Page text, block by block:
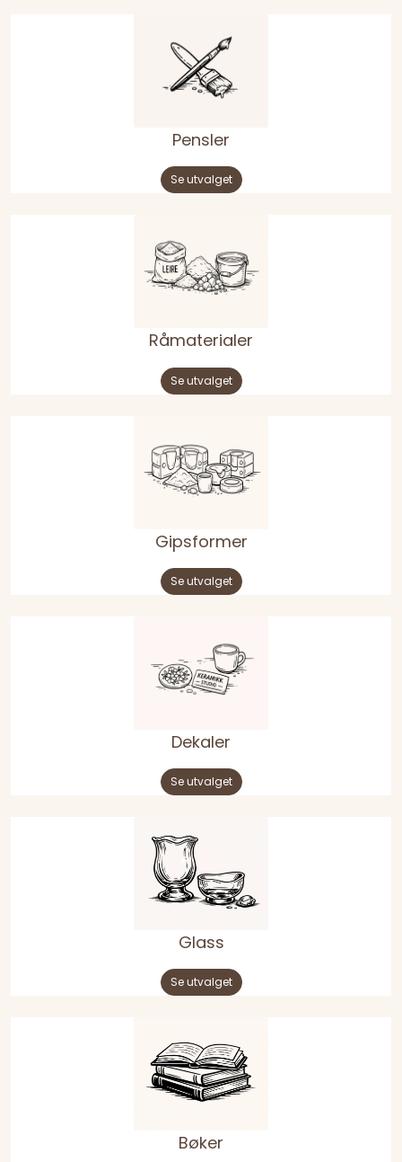
Råmaterialer
Se utvalget
Glass
Se utvalget
Bøker
Pensler
Se utvalget
Dekaler
Se utvalget
Gipsformer
Se utvalget